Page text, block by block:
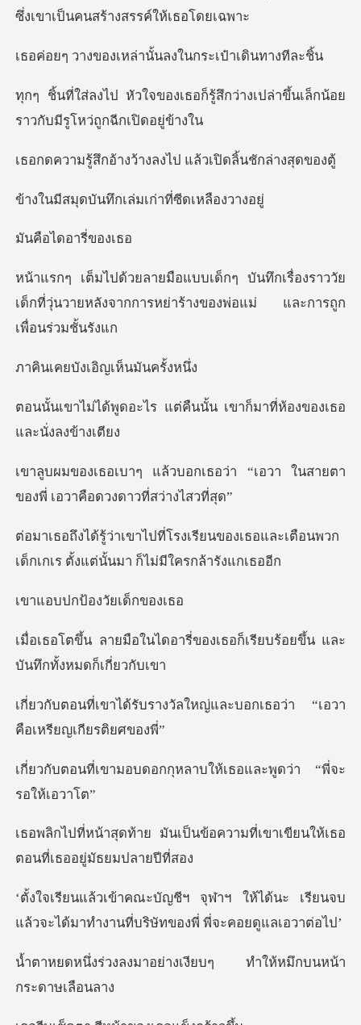
หล่านั้นลงในกระเ
ก็รู้สึกว่างเปล่าขึ้นเล็กน้อย
ร
งว้างลงไป แล้วเปิด
ทึกเล่มเก่าที่ซ
ไดอารี
เรื่องราววัย
เด็กที่วุ่นวายหลังจากการหย่า
งเอิญเห็นม
แต่คืนนั้น เขาก็มาที่ห้อ
อว่า “เอวา ในสายตา
ของพี่ เอว
ียนของเธอและเตือนพวก
เด็กเกเร ตั้ง
ป้องวัยเ
รี่ของเธอก็เรียบร้อยขึ้น แล
างวัลใหญ่และบอกเธอว่า “เอ
ดอกกุหลาบให้เธอและพูด
ป็นข้อความที่เขาเขียนให้เธอ
ต
ให้ได้นะ เรียนจบ
แล้วจะได้มาทำงานที
าอย่างเงียบๆ ทำให้หม